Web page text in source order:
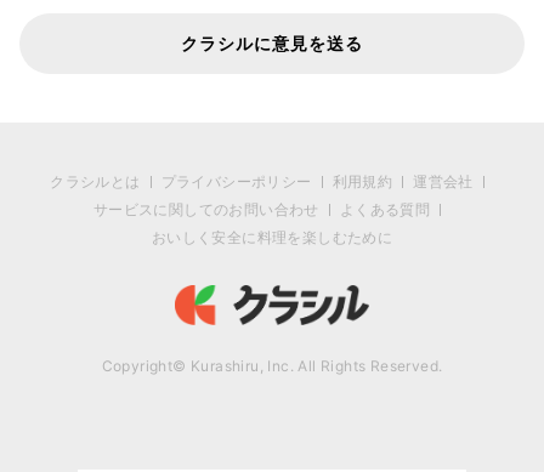
クラシルに意見を送る
クラシルとは プライバシーポリシー 利用規約
運営会社
サービスに関してのお問い合わせ
よくある質問
おいしく安全に料理を楽しむために
Copyright© Kurashiru, Inc. All Rights Reserved.